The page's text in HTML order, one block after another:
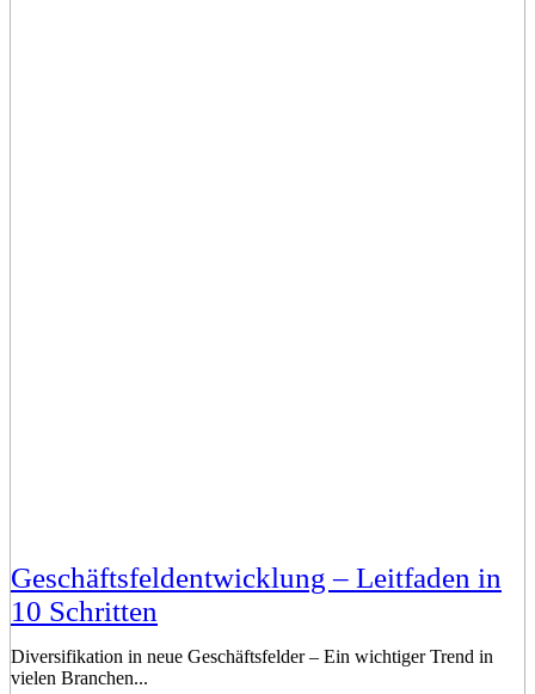
Geschäftsfeldentwicklung – Leitfaden in
10 Schritten
Diversifikation in neue Geschäftsfelder – Ein wichtiger Trend in
vielen Branchen...